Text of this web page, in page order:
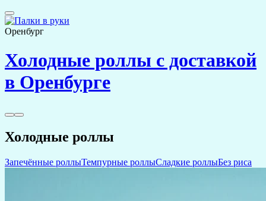
Оренбург
Холодные роллы с доставкой
в Оренбурге
Холодные роллы
Запечённые роллыТемпурные роллыСладкие роллыБез риса